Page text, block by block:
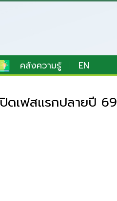
คลังความรู้ EN
ดเฟสแรกปลายปี 69